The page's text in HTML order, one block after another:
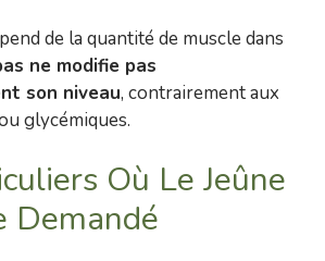
de la quantité de muscle dans
ne modifie pas
son niveau, contrairement aux
glycémiques.
Où Le Jeûne
Demandé